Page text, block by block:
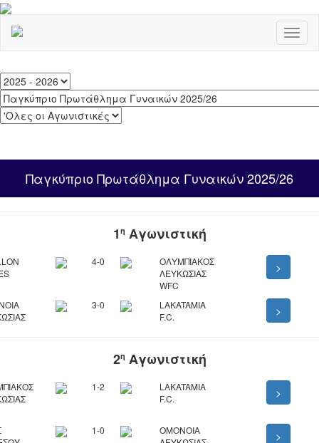
Παγκύπριο Πρωτάθλημα Γυναικών 2025/26
1 η Αγωνιστική
4-0
ΟΛΥΜΠΙΑΚΟΣ
ΛΕΥΚΩΣΙΑΣ
WFC
>
3-0
LAKATAMIA
F.C.
>
2η Αγωνιστική
1-2
LAKATAMIA
F.C.
>
1-0
ΟΜΟΝΟΙΑ
>